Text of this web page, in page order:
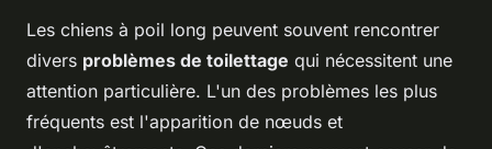
Les chiens à poil long peuvent souvent rencontrer
divers problèmes de toilettage qui nécessitent une
attention particulière. L'un des problèmes les plus
fréquents est l'apparition de nœuds et